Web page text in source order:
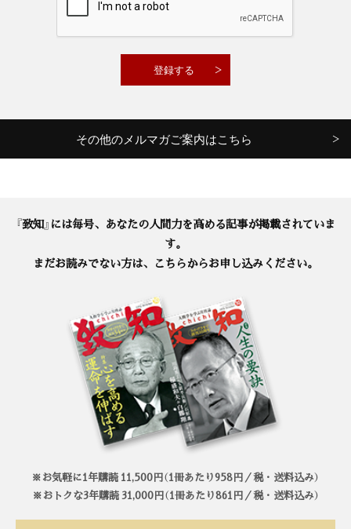
その他のメルマガご案内はこちら
『致知』には毎号、あなたの人間力を高める記事が掲載されていま
す。
まだお読みでない方は、こちらからお申し込みください。
※お気軽に1年購読 11,500円（1冊あたり958円／税・送料込み）
※おトクな3年購読 31,000円（1冊あたり861円／税・送料込み）